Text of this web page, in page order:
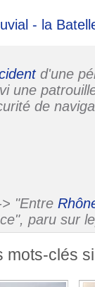
- la
d'une
une
de
"Entre
paru sur
mots-clés